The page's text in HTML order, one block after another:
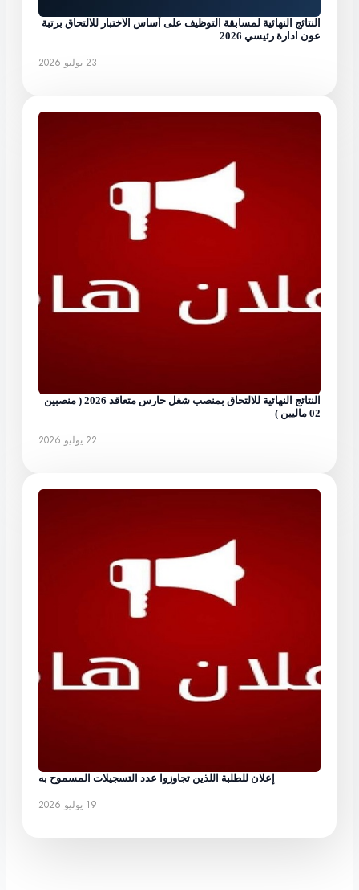
النتائج النهائية لمسابقة التوظيف على أساس الاختبار للالتحاق برتبة
عون ادارة رئيسي 2026
23 يوليو 2026
النتائج النهائية للالتحاق بمنصب شغل حارس متعاقد 2026 ( منصبين
02 ماليين )
22 يوليو 2026
إعلان للطلبة اللذين تجاوزوا عدد التسجيلات المسموح به
19 يوليو 2026